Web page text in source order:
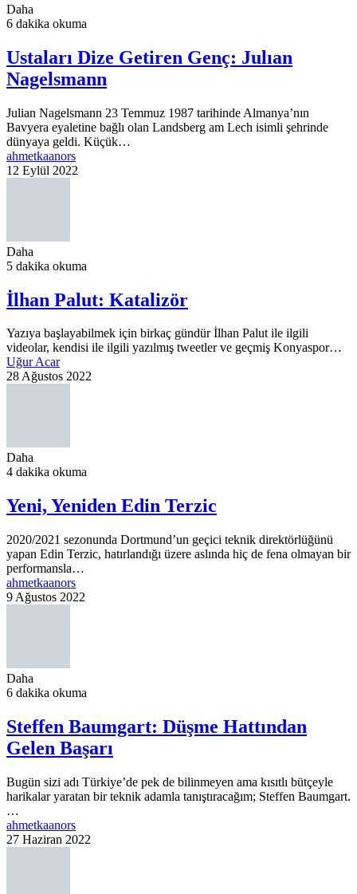
Daha
6 dakika okuma
Ustaları Dize Getiren Genç: Julıan
Nagelsmann
Julian Nagelsmann 23 Temmuz 1987 tarihinde Almanya’nın
Bavyera eyaletine bağlı olan Landsberg am Lech isimli şehrinde
dünyaya geldi. Küçük…
ahmetkaanors
12 Eylül 2022
Daha
5 dakika okuma
İlhan Palut: Katalizör
Yazıya başlayabilmek için birkaç gündür İlhan Palut ile ilgili
videolar, kendisi ile ilgili yazılmış tweetler ve geçmiş Konyaspor…
Uğur Acar
28 Ağustos 2022
Daha
4 dakika okuma
Yeni, Yeniden Edin Terzic
2020/2021 sezonunda Dortmund’un geçici teknik direktörlüğünü
yapan Edin Terzic, hatırlandığı üzere aslında hiç de fena olmayan bir
performansla…
ahmetkaanors
9 Ağustos 2022
Daha
6 dakika okuma
Steffen Baumgart: Düşme Hattından
Gelen Başarı
Bugün sizi adı Türkiye’de pek de bilinmeyen ama kısıtlı bütçeyle
harikalar yaratan bir teknik adamla tanıştıracağım; Steffen Baumgart.
…
ahmetkaanors
27 Haziran 2022